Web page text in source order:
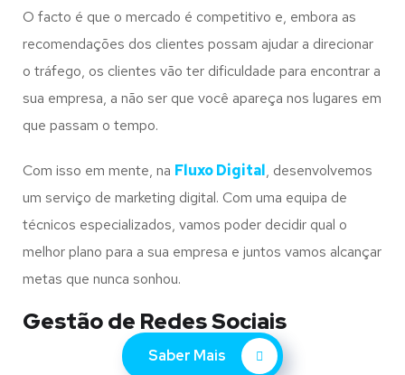
O facto é que o mercado é competitivo e, embora as
recomendações dos clientes possam ajudar a direcionar
o tráfego, os clientes vão ter dificuldade para encontrar a
sua empresa, a não ser que você apareça nos lugares em
que passam o tempo.
Com isso em mente, na Fluxo Digital, desenvolvemos
um serviço de marketing digital. Com uma equipa de
técnicos especializados, vamos poder decidir qual o
melhor plano para a sua empresa e juntos vamos alcançar
metas que nunca sonhou.
Gestão de Redes Sociais
Saber Mais